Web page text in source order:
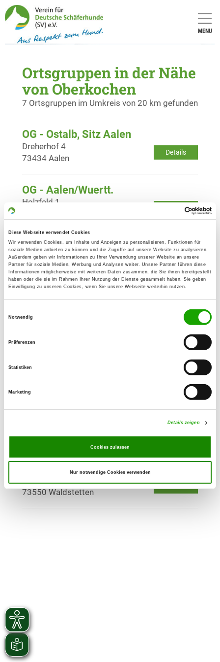
Diese Webseite verwendet Cookies
Wir verwenden Cookies, um Inhalte und Anzeigen zu personalisieren, Funktionen für
soziale Medien anbieten zu können und die Zugriffe auf unsere Website zu analysieren.
Außerdem geben wir Informationen zu Ihrer Verwendung unserer Website an unsere
Partner für soziale Medien, Werbung und Analysen weiter. Unsere Partner führen diese
Informationen möglicherweise mit weiteren Daten zusammen, die Sie ihnen bereitgestellt
haben oder die sie im Rahmen Ihrer Nutzung der Dienste gesammelt haben. Sie geben
Einwilligung zu unseren Cookies, wenn Sie unsere Webseite weiterhin nutzen.
Notwendig
Präferenzen
Statistiken
Marketing
Details zeigen
Cookies zulassen
Nur notwendige Cookies verwenden
MENU
Ortsgruppen in der Nähe
von Oberkochen
7 Ortsgruppen im Umkreis von 20 km gefunden
OG - Ostalb, Sitz Aalen
Details
Dreherhof 4
73434 Aalen
OG - Aalen/Wuertt.
Details
Holzfeld 1
OG - Heidenheim/Brenz e.V.
Details
In der Täsch 10
89520 Heidenheim
OG - Herbrechtingen 73
Details
Unter der Lehmgrube 1
Details
Gromberger Heide
OG - Schwäbisch-Gmünd e.V.
73527 Herlikofen
OG - Waldstetten e.V.
Details
Osang 1
73550 Waldstetten